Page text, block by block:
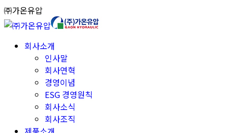
Skip
to
content
㈜가온유압
회사소개
인사말
회사연혁
경영이념
ESG 경영원칙
회사소식
회사조직